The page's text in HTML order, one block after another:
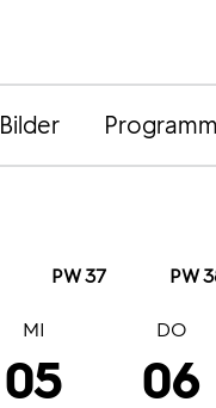
Bilder
PW 37 PW
05
MI
06
DO